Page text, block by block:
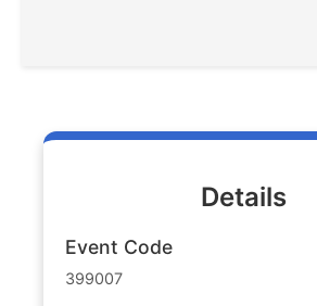
Details
Event Code
399007